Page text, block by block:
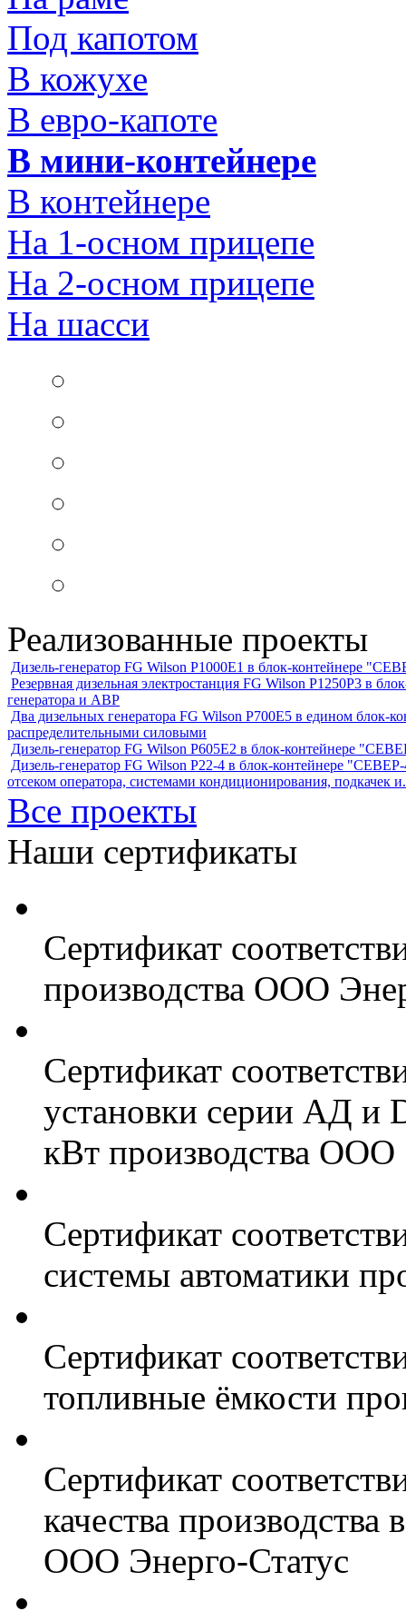
Под капотом
В кожухе
В евро-капоте
В мини-контейнере
В контейнере
На 1-осном прицепе
На 2-осном прицепе
На шасси
Реализованные проекты
Дизель-генератор FG Wilson P1000E1 в блок-контейнере
Резервная дизельная электростанция FG Wilson P1250Р3 в
генератора и АВР
Два дизельных генератора FG Wilson P700E5 в едином
распределительными силовыми
Дизель-генератор FG Wilson P605Е2 в блок-контейнере
Дизель-генератор FG Wilson P22-4 в блок-контейнере
отсеком оператора, системами кондиционирования, подкачек
Все проекты
Наши сертификаты
Сертификат
производства ООО
Сертификат
установки серии АД и
кВт производства ООО
Сертификат
системы автоматики
Сертификат
топливные ёмкости
Сертификат
качества
ООО Энерго-Статус